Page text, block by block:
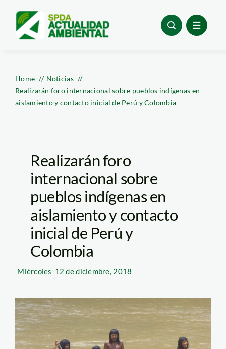
content
Home
Noticias
Realizarán foro internacional sobre pueblos indígenas en
aislamiento y contacto inicial de Perú y Colombia
Realizarán foro
internacional sobre
pueblos indígenas en
aislamiento y contacto
inicial de Perú y
Colombia
Miércoles 12 de diciembre, 2018